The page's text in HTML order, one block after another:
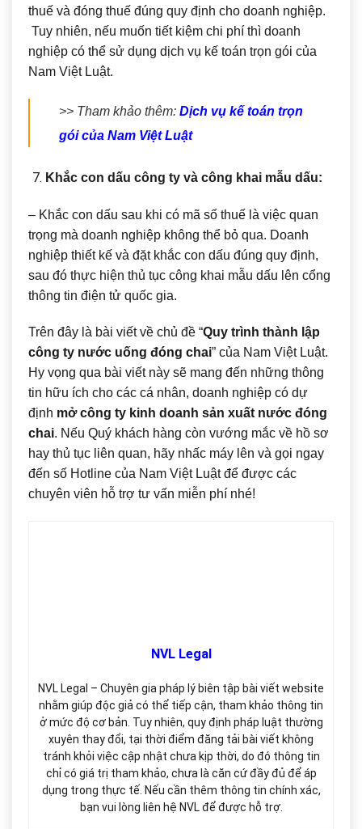
thuế và đóng thuế đúng quy định cho doanh nghiệp.
Tuy nhiên, nếu muốn tiết kiệm chi phí thì doanh
nghiệp có thể sử dụng dịch vụ kế toán trọn gói của
Nam Việt Luật.
>> Tham khảo thêm: Dịch vụ kế toán trọn
gói của Nam Việt Luật
Khắc con dấu công ty và công khai mẫu dấu:
– Khắc con dấu sau khi có mã số thuế là việc quan
trọng mà doanh nghiệp không thể bỏ qua. Doanh
nghiệp thiết kế và đặt khắc con dấu đúng quy định,
sau đó thực hiện thủ tục công khai mẫu dấu lên cổng
thông tin điện tử quốc gia.
Trên đây là bài viết về chủ đề “Quy trình thành lập
công ty nước uống đóng chai” của Nam Việt Luật.
Hy vọng qua bài viết này sẽ mang đến những thông
tin hữu ích cho các cá nhân, doanh nghiệp có dự
định mở công ty kinh doanh sản xuất nước đóng
chai. Nếu Quý khách hàng còn vướng mắc về hồ sơ
hay thủ tục liên quan, hãy nhấc máy lên và gọi ngay
đến số Hotline của Nam Việt Luật để được các
chuyên viên hỗ trợ tư vấn miễn phí nhé!
NVL Legal
NVL Legal – Chuyên gia pháp lý biên tập bài viết website
nhằm giúp độc giả có thể tiếp cận, tham khảo thông tin
ở mức độ cơ bản. Tuy nhiên, quy định pháp luật thường
xuyên thay đổi, tại thời điểm đăng tải bài viết không
tránh khỏi việc cập nhật chưa kịp thời, do đó thông tin
chỉ có giá trị tham khảo, chưa là căn cứ đầy đủ để áp
dụng trong thực tế. Nếu cần thêm thông tin chính xác,
bạn vui lòng liên hệ NVL để được hỗ trợ.